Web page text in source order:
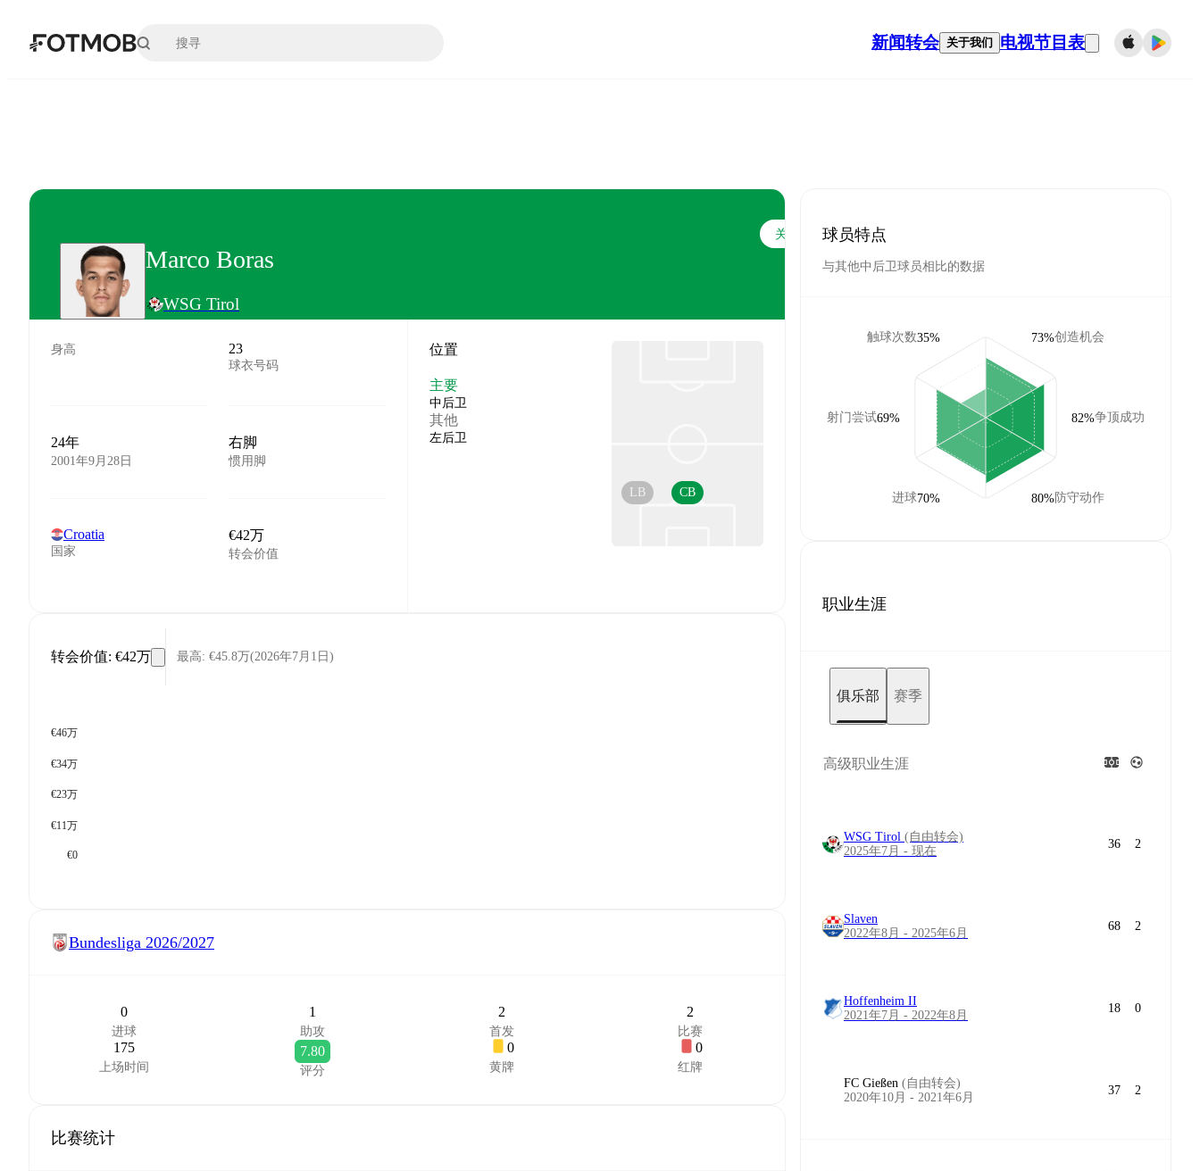
跳转到主要内容
新闻转会 关于我们 电视节目表
Marco Boras
WSG Tirol
关注
身高 23
球衣号码
24年
2001年9月28日
右脚
惯用脚
Croatia
国家
€42万
转会价值
位置
主要
中后卫
其他
左后卫
CB
LB
转会价值: €42万 最高: €45.8万(2026年7月1日 )
€46万
€34万
€23万
€11万
€0
Bundesliga 2026/2027
0
进球
1
助攻
2
首发
2
比赛
175
上场时间
7.80
评分
0
黄牌
0
红牌
比赛统计
球员特点
与其他中后卫球员相比的数据
触球次数35%
射门尝试69%
进球70%
创造机会
73%
争顶成功
82%
防守动作
80%
职业生涯
俱乐部 赛季
高级职业生涯
WSG Tirol (自由转会)
2025年7月 - 现在
36 2
Slaven
2022年8月 - 2025年6月
68 2
Hoffenheim II
2021年7月 - 2022年8月
18 0
FC Gießen (自由转会)
2020年10月 - 2021年6月
37 2